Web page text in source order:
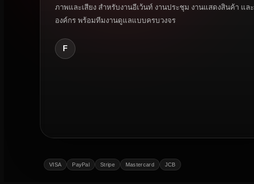
ภาพและเสียง สำหรับงานอีเว้นท์ งานประชุม งานแสดงสินค้า และ
องค์กร พร้อมทีมงานดูแลแบบครบวงจร
F
VISA PayPal Stripe Mastercard JCB